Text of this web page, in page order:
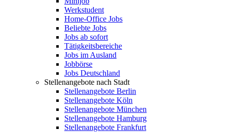
Werkstudent
Home-Office Jobs
Beliebte Jobs
Jobs ab sofort
Tätigkeitsbereiche
Jobs im Ausland
Jobbörse
Jobs Deutschland
Stellenangebote nach Stadt
Stellenangebote Berlin
Stellenangebote Köln
Stellenangebote München
Stellenangebote Hamburg
Stellenangebote Frankfurt